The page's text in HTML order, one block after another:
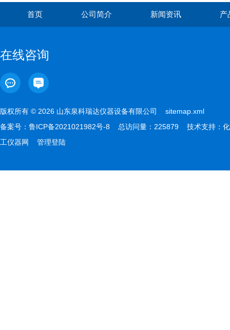
首页 公司简介 新闻资讯 产
在线咨询
版权所有 © 2026 山东泉科瑞达仪器设备有限公司 sitemap.xml
备案号： 鲁ICP备2021021982号-8 总访问量：225879 技术支持： 化
工仪器网
管理登陆